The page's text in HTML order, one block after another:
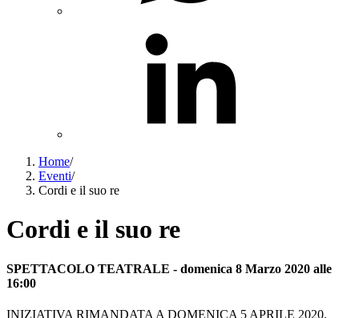
Home/
Eventi/
Cordi e il suo re
Cordi e il suo re
SPETTACOLO TEATRALE - domenica 8 Marzo 2020 alle
16:00
INIZIATIVA RIMANDATA A DOMENICA 5 APRILE 2020.